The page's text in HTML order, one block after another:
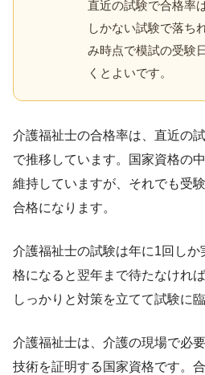
直近の試験で合格率
しかない試験で落ち
み時点で模試の受験
くとよいです。
介護福祉士の合格率は、直近の
で推移しています。国家資格の
維持していますが、それでも受
合格になります。
介護福祉士の試験は年に1回し
格になると翌年まで待たなけれ
しっかりと対策を立てて試験に
介護福祉士は、介護の現場で必
技術を証明する国家資格です。